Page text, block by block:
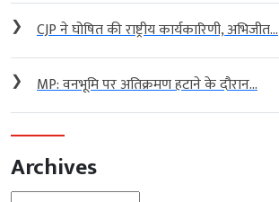
❯ CJP ने घोषित की राष्ट्रीय कार्यकारिणी, अभिजीत...
❯ MP: वनभूमि पर अतिक्रमण हटाने के दौरान...
Archives